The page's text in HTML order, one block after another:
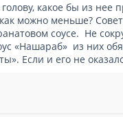
какое бы из нее
можно меньше?
соусе. Не
«Нашараб» из них
Если и его не